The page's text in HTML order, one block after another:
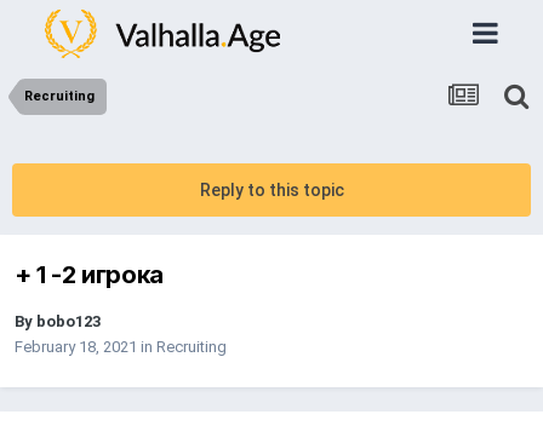
Recruiting
Reply to this topic
+ 1 -2 игрока
By bobo123
February 18, 2021 in Recruiting